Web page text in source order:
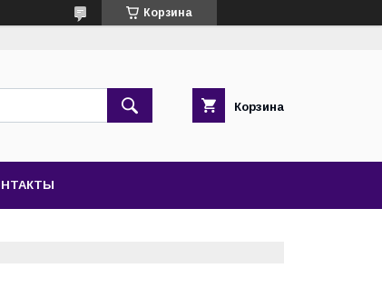
Корзина
Корзина